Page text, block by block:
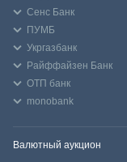
Сенс Банк
ПУМБ
Укргазбанк
Райффайзен Банк
ОТП банк
monobank
Валютный аукцион